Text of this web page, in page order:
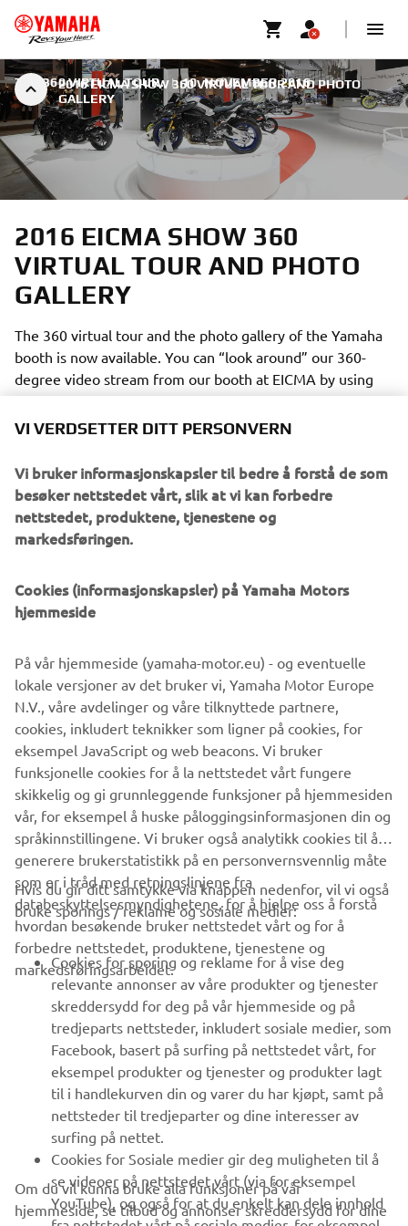
2016 EICMA SHOW 360 VIRTUAL TOUR AND PHOTO
GALLERY
THE 360 VIRTUAL TOUR. | 10. NOVEMBER 2016
2016 EICMA SHOW 360
VIRTUAL TOUR AND PHOTO
GALLERY
The 360 virtual tour and the photo gallery of the Yamaha
booth is now available. You can “look around” our 360-
degree video stream from our booth at EICMA by using
the directional controls in the upper left or by dragging
your mouse around in the video window! Also don’t miss
Milano.
responsible for launching some of the most successful
vehicles that have captured the imagination of riders all
Sport Heritage motorcycles have established themselves
as clear class leaders by offering dynamic design together
with a new kind of riding emotion. Don’t miss them in this
gallery and virtual tour!
Visit EICMA website
VIRKSOMHET
B2B
UTFORSK YAMAHA
FAQ & SUPPORT
NYHETSBREV
Vær den første til å lære om de siste tilbudene, spesielle
arrangementer, nye utgivelser og mye mer
VI VERDSETTER DITT PERSONVERN
Vi bruker informasjonskapsler til bedre å forstå de som
besøker nettstedet vårt, slik at vi kan forbedre
nettstedet, produktene, tjenestene og
markedsføringen.
Cookies (informasjonskapsler) på Yamaha Motors
hjemmeside
På vår hjemmeside (yamaha-motor.eu) - og eventuelle
lokale versjoner av det bruker vi, Yamaha Motor Europe
N.V., våre avdelinger og våre tilknyttede partnere,
cookies, inkludert teknikker som ligner på cookies, for
eksempel JavaScript og web beacons. Vi bruker
funksjonelle cookies for å la nettstedet vårt fungere
skikkelig og gi grunnleggende funksjoner på hjemmesiden
vår, for eksempel å huske påloggingsinformasjonen din og
språkinnstillingene. Vi bruker også analytikk cookies til å
generere brukerstatistikk på en personvernsvennlig måte
som er i tråd med retningslinjene fra
databeskyttelsesmyndighetene, for å hjelpe oss å forstå
hvordan besøkende bruker nettstedet vårt og for å
forbedre nettstedet, produktene, tjenestene og
markedsføringsarbeidet.
Hvis du gir ditt samtykke via knappen nedenfor, vil vi også
bruke sporings / reklame og sosiale medier:
Cookies for sporing og reklame for å vise deg
relevante annonser av våre produkter og tjenester
skreddersydd for deg på vår hjemmeside og på
tredjeparts nettsteder, inkludert sosiale medier, som
Facebook, basert på surfing på nettstedet vårt, for
eksempel produkter og tjenester og produkter lagt
til i handlekurven din og varer du har kjøpt, samt på
nettsteder til tredjeparter og dine interesser av
surfing på nettet.
Cookies for Sosiale medier gir deg muligheten til å
se videoer på nettstedet vårt (via for eksempel
YouTube), og også for at du enkelt kan dele innhold
Om du vil kunna bruke alla funksjoner på vår
hjemmeside, se tilbud og annonser skreddersydd for dine